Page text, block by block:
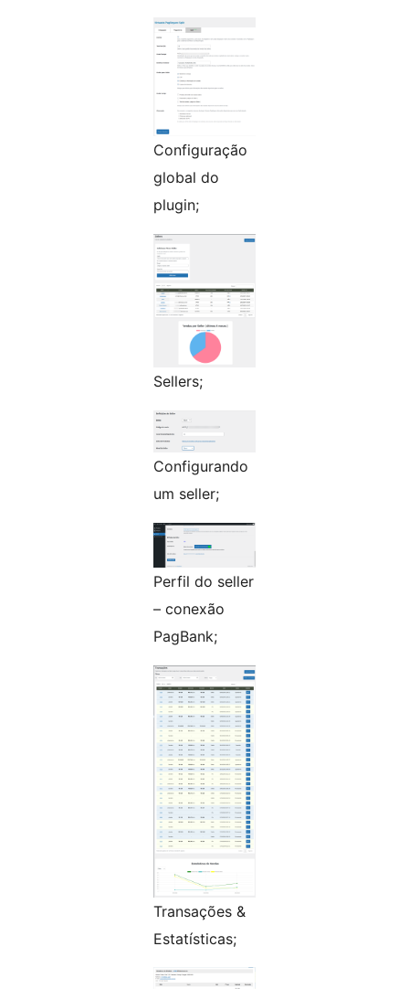
Configuração
global do
plugin;
Sellers;
Configurando
um seller;
Perfil do seller
– conexão
PagBank;
Transações &
Estatísticas;